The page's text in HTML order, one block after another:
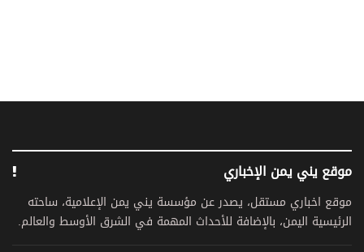
موقع يني يمن الإخباري
موقع اخباري مستقل، يصدر عن مؤسسة يني يمن الإعلامية، ساحته
الرئيسية اليمن، بالإضافة للأحداث المهمة في الشرق الأوسط والعالم.